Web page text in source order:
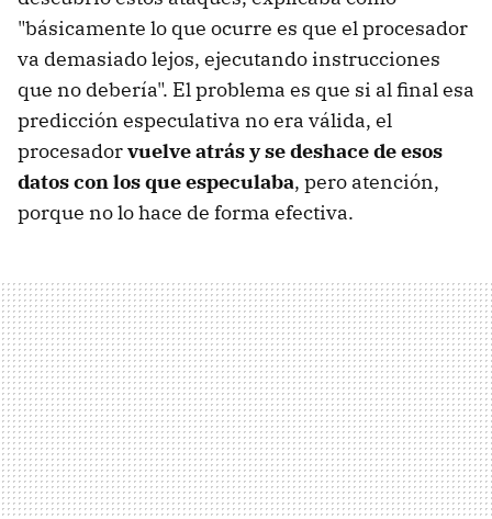
"básicamente lo que ocurre es que el procesador
va demasiado lejos, ejecutando instrucciones
que no debería". El problema es que si al final esa
predicción especulativa no era válida, el
procesadorvuelve atrás y se deshace de esos
datos con los que especulaba, pero atención,
porque no lo hace de forma efectiva.